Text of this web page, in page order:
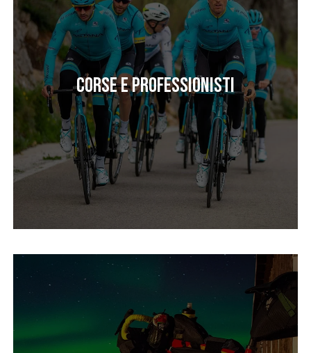
Corse e professionisti